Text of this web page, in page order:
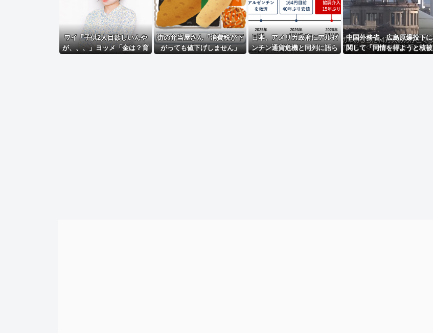
Powered by livedoor 相互RSS
ワイ「子供2人目欲しいんや
が、、、」ヨッメ「金は？育
街の弁当屋さん「消費税が下
がっても値下げしません」
日本、アメリカ政府にアルゼ
ンチン通貨危機と同列に語ら
中国外務省、広島原爆投下に
関して「同情を得ようと核被